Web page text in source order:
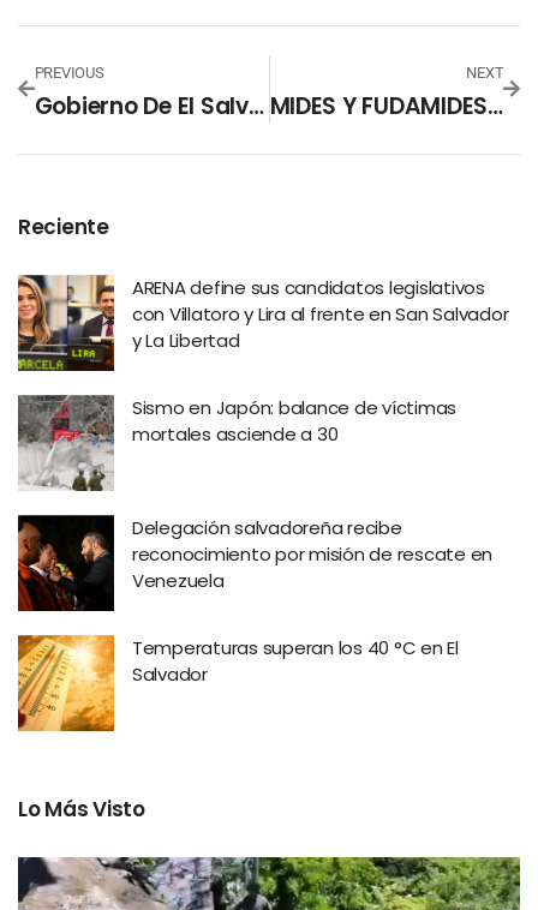
PREVIOUS
Gobierno De El Salvador Culmina Con Éxito Examen Nacional De Aspirantes A Residencias
NEXT
MIDES Y FUDAMIDES, Junto A Creadores De Contenido Realizan Campaña De Limpieza En La Libertad
Reciente
ARENA define sus candidatos legislativos
con Villatoro y Lira al frente en San Salvador
y La Libertad
Sismo en Japón: balance de víctimas
mortales asciende a 30
Delegación salvadoreña recibe
reconocimiento por misión de rescate en
Venezuela
Temperaturas superan los 40 °C en El
Salvador
Lo Más Visto